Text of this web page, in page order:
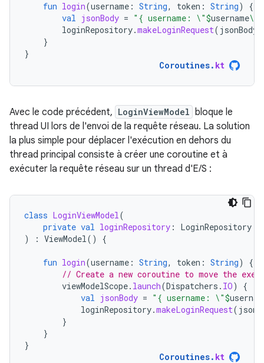
fun login(username : String, token : String)
{
val jsonBody = "{ username: \"$username\",
loginRepository.makeLoginRequest( jsonBody
}
}
Coroutines. kt
Avec le code précédent, LoginViewModel bloque le
thread UI lors de l'envoi de la requête réseau. La solution
la plus simple pour déplacer l'exécution en dehors du
thread principal consiste à créer une coroutine et à
exécuter la requête réseau sur un thread d'E/S :
class LoginViewModel(
private val loginRepository :
LoginRepository
)
: ViewModel() {
fun login(username : String, token : String)
{
// Create a new coroutine to move the
viewModelScope. launch(Dispatchers . IO)
{
val jsonBody = "{ username: \"$
loginRepository.makeLoginRequest(
}
}
}
Coroutines. kt